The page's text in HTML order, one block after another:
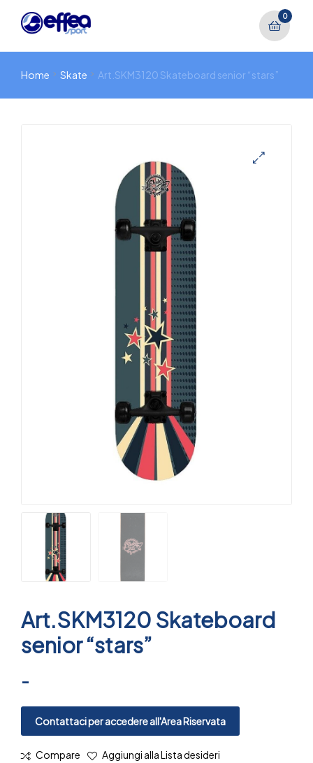
0
Home Skate Art.SKM3120 Skateboard senior “stars”
Art.SKM3120 Skateboard
senior “stars”
-
Contattaci per accedere all'Area Riservata
Compare Aggiungi alla Lista desideri